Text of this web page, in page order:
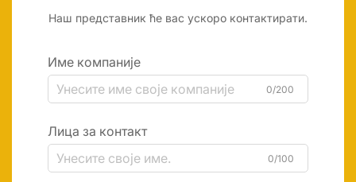
Наш представник ће вас ускоро контактирати.
Име компаније
0/200
Лица за контакт
0/100